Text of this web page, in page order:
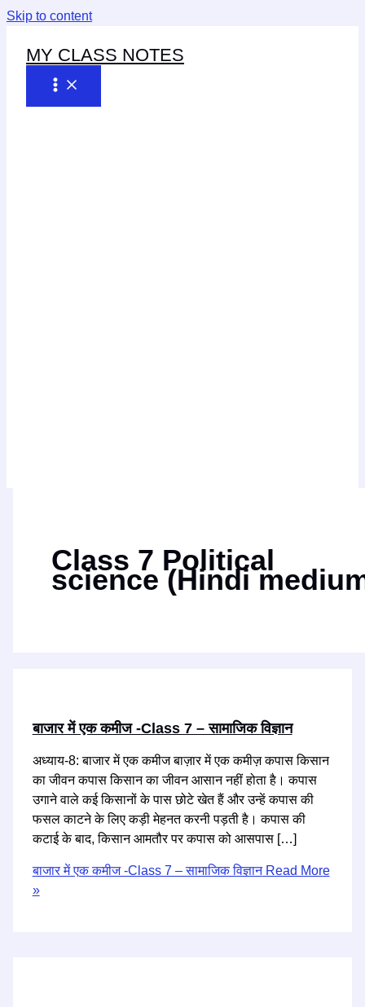
Skip to content
MY CLASS NOTES
Class 7 Political
science (Hindi
बाजार में एक कमीज -Class 7 – सामाजिक विज्ञान
अध्याय-8: बाजार में एक कमीज बाज़ार में एक कमीज़ कपास किसान
का जीवन कपास किसान का जीवन आसान नहीं होता है। कपास
उगाने वाले कई किसानों के पास छोटे खेत हैं और उन्हें कपास की
फसल काटने के लिए कड़ी मेहनत करनी पड़ती है। कपास की
कटाई के बाद, किसान आमतौर पर कपास को आसपास […]
बाजार में एक कमीज -Class 7 – सामाजिक विज्ञानRead More
»